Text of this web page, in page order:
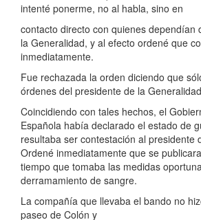
intenté ponerme, no al habla, sino en
contacto directo con quienes dependían
la Generalidad, y al efecto ordené que
inmediatamente.
Fue rechazada la orden diciendo que
órdenes del presidente de la
Coincidiendo con tales hechos, el
Española había declarado el estado de
resultaba ser contestación al presidente
Ordené inmediatamente que se
tiempo que tomaba las medidas
derramamiento de sangre.
La compañía que llevaba el bando no
paseo de Colón y